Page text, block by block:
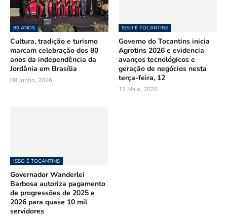
80 ANOS
Cultura, tradição e turismo
marcam celebração dos 80
anos da independência da
Jordânia em Brasília
08 Junho, 2026
ISSO É TOCANTINS
Governo do Tocantins inicia
Agrotins 2026 e evidencia
avanços tecnológicos e
geração de negócios nesta
terça-feira, 12
12 Maio, 2026
ISSO É TOCANTINS
Governador Wanderlei
Barbosa autoriza pagamento
de progressões de 2025 e
2026 para quase 10 mil
servidores